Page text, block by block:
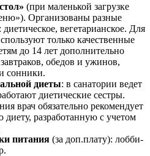
(при маленькой загрузке
Организованы разные
: диетическое, вегетарианское. Для
только качественные
до 14 лет дополнительно
обедов и ужинов,
сонники.
диеты: в санатории ведет
диетические сестры.
врач обязательно рекомендует
разработанную с учетом
питания (за доп.плату): лобби-